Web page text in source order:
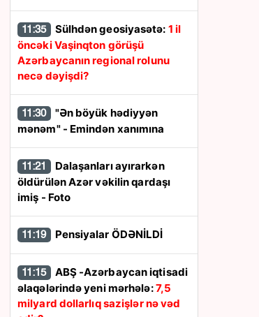
11:35 Sülhdən geosiyasətə: 1 il
öncəki Vaşinqton görüşü
Azərbaycanın regional rolunu
necə dəyişdi?
11:30
mənəm" - Emindən xanımına
11:21
öldürülən Azər vəkilin qardaşı
imiş - Foto
11:19 Pensiyalar ÖDƏNİLDİ
11:15
əlaqələrində yeni mərhələ:7,5
milyard dollarlıq sazişlər nə vəd